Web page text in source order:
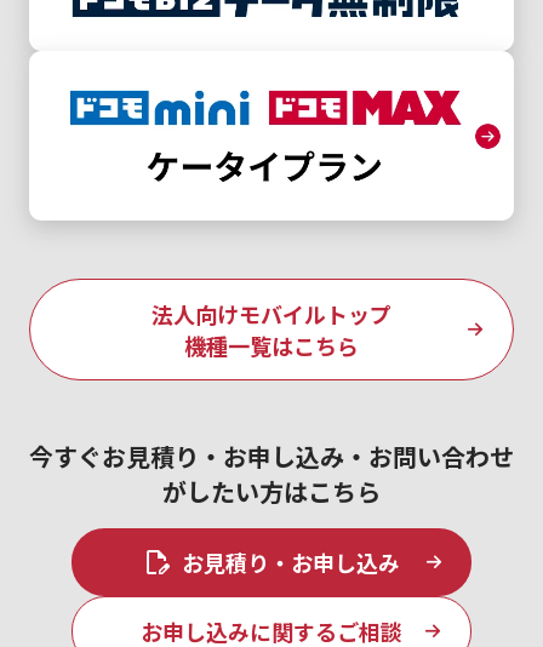
法人向けモバイルトップ
機種一覧はこちら
今すぐお見積り・お申し込み・お問い合わせ
がしたい方はこちら
お見積り・お申し込み
お申し込みに関するご相談